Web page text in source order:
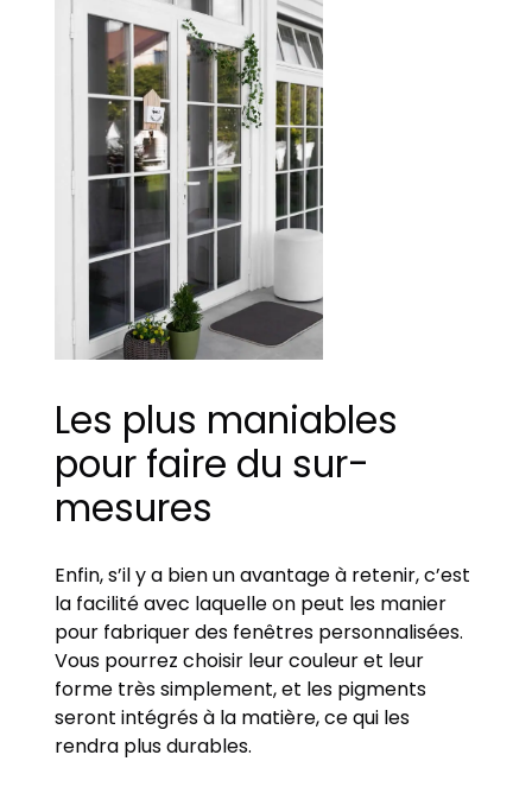
Les plus maniables
pour faire du sur-
mesures
Enfin, s’il y a bien un avantage à retenir, c’est
la facilité avec laquelle on peut les manier
pour fabriquer des fenêtres personnalisées.
Vous pourrez choisir leur couleur et leur
forme très simplement, et les pigments
seront intégrés à la matière, ce qui les
rendra plus durables.